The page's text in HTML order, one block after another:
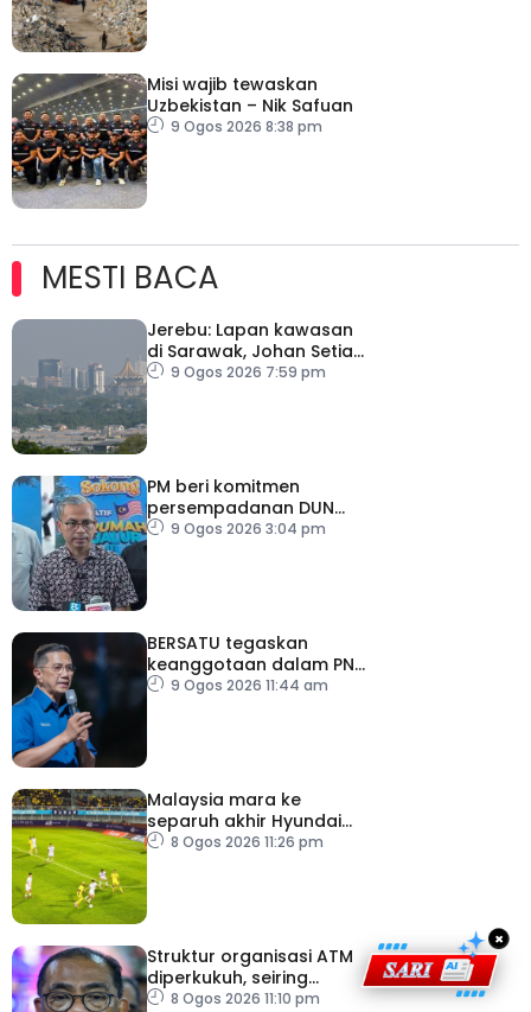
Misi wajib tewaskan
Uzbekistan – Nik Safuan
9 Ogos 2026 8:38 pm
MESTI BACA
Jerebu: Lapan kawasan
di Sarawak, Johan Setia
di Selangor catat IPU
9 Ogos 2026 7:59 pm
PM beri komitmen
persempadanan DUN
Sarawak, minta laporan
9 Ogos 2026 3:04 pm
BERSATU tegaskan
keanggotaan dalam PN
masih sah
9 Ogos 2026 11:44 am
Malaysia mara ke
separuh akhir Hyundai
ASEAN Cup
8 Ogos 2026 11:26 pm
Struktur organisasi ATM
diperkukuh, seiring
pemodenan aset
8 Ogos 2026 11:10 pm
×